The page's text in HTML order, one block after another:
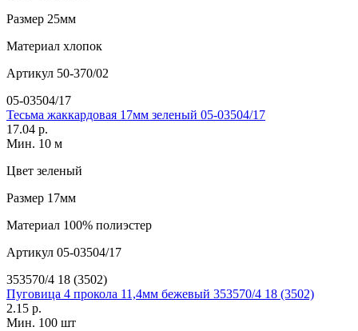
Размер 25мм
Материал хлопок
Артикул 50-370/02
05-03504/17
Тесьма жаккардовая 17мм зеленый 05-03504/17
17.04 р.
Мин. 10 м
Цвет зеленый
Размер 17мм
Материал 100% полиэстер
Артикул 05-03504/17
353570/4 18 (3502)
Пуговица 4 прокола 11,4мм бежевый 353570/4 18 (3502)
2.15 р.
Мин. 100 шт